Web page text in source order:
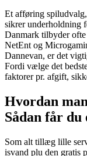
Et afføring
sikrer underholdning
Danmark tilbyder
NetEnt og
Dannevan, er det
Fordi vælge det
faktorer pr. afgift,
Hvordan
Sådan får
Som alt tillæg lille
isvand plu den gratis